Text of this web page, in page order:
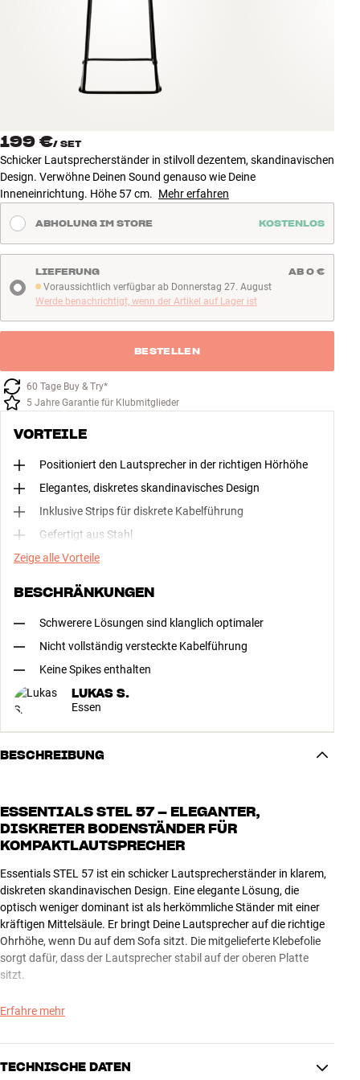
Zubehör
INSPIRATION
MARKEN
NEUHEITEN
ANGEBOTE
Store Finden
Kundendienst
Anmelden
Kundendienst
Bauen mit Klang
199 €/ SET
Schicker Lautsprecherständer in stilvoll dezentem, skandinavischen
Design. Verwöhne Deinen Sound genauso wie Deine
Inneneinrichtung. Höhe 57 cm. Mehr erfahren
ABHOLUNG IM STORE KOSTENLOS
Voraussichtlich verfügbar ab Donnerstag 27. August
Voraussichtlich verfügbar ab Donnerstag 27. August
Werde benachrichtigt, wenn der Artikel auf Lager ist
LIEFERUNG AB 0 €
BESTELLEN
60 Tage Buy & Try*
5 Jahre Garantie für Klubmitglieder
VORTEILE
Positioniert den Lautsprecher in der richtigen Hörhöhe
Elegantes, diskretes skandinavisches Design
Inklusive Strips für diskrete Kabelführung
Gefertigt aus Stahl
Zeige alle Vorteile
BESCHRÄNKUNGEN
Schwerere Lösungen sind klanglich optimaler
Nicht vollständig versteckte Kabelführung
Keine Spikes enthalten
LUKAS S.
Essen
BESCHREIBUNG
ESSENTIALS STEL 57 – ELEGANTER,
DISKRETER BODENSTÄNDER FÜR
KOMPAKTLAUTSPRECHER
Essentials STEL 57 ist ein schicker Lautsprecherständer in klarem,
diskreten skandinavischen Design. Eine elegante Lösung, die
optisch weniger dominant ist als herkömmliche Ständer mit einer
kräftigen Mittelsäule. Er bringt Deine Lautsprecher auf die richtige
Ohrhöhe, wenn Du auf dem Sofa sitzt. Die mitgelieferte Klebefolie
sorgt dafür, dass der Lautsprecher stabil auf der oberen Platte
sitzt.
Der Essentials STEL 57 ist robust pulverbeschichtet in Schwarz und
der hinteren Beine des Ständers entlangführen können. Wenn Du
Deine Lautsprecher dauerhaft fixieren möchtest, nutzt Du die
Erfahre mehr
TECHNISCHE DATEN